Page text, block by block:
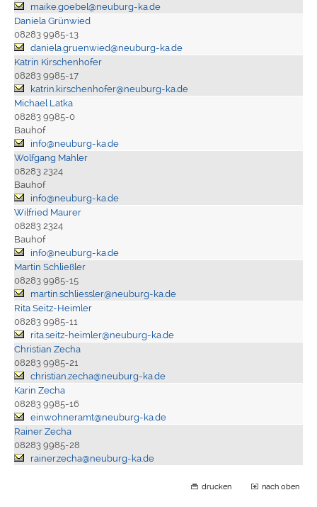
maike.goebel@neuburg-ka.de
Daniela Grünwied
08283 9985-13
daniela.gruenwied@neuburg-ka.de
Katrin Kirschenhofer
08283 9985-17
katrin.kirschenhofer@neuburg-ka.de
Michael Latka
08283 9985-0
Bauhof
info@neuburg-ka.de
Wolfgang Mahler
08283 2324
Bauhof
info@neuburg-ka.de
Wilfried Maurer
08283 2324
Bauhof
info@neuburg-ka.de
Martin Schließler
08283 9985-15
martin.schliessler@neuburg-ka.de
Rita Seitz-Heimler
08283 9985-11
rita.seitz-heimler@neuburg-ka.de
Christian Zecha
08283 9985-21
christian.zecha@neuburg-ka.de
Karin Zecha
08283 9985-16
einwohneramt@neuburg-ka.de
Rainer Zecha
08283 9985-28
rainer.zecha@neuburg-ka.de
drucken nach oben